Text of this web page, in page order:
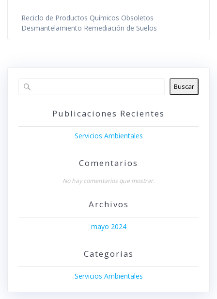
Reciclo de Productos Químicos Obsoletos
Desmantelamiento Remediación de Suelos
Buscar
Publicaciones Recientes
Servicios Ambientales
Comentarios
No hay comentarios que mostrar.
Archivos
mayo 2024
Categorias
Servicios Ambientales